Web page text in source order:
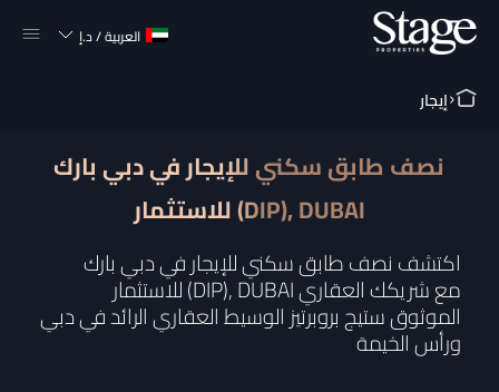
العربية/د.إ
إيجار
نصف طابق سكني للإيجار في دبي بارك
للاستثمار (DIP), DUBAI
اكتشف نصف طابق سكني للإيجار في دبي بارك
للاستثمار (DIP), DUBAI مع شريكك العقاري
الموثوق ستيج بروبرتيز الوسيط العقاري الرائد في دبي
ورأس الخيمة